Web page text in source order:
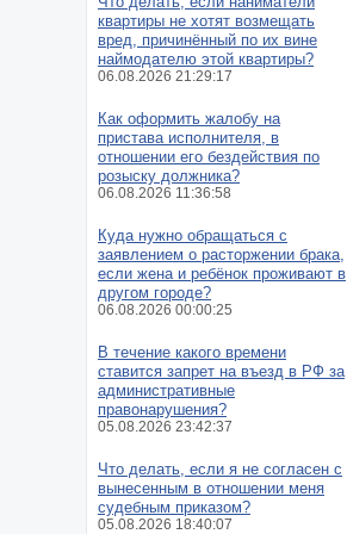
квартиры не хотят возмещать
вред, причинённый по их вине
наймодателю этой квартиры?
06.08.2026 21:29:17
Как оформить жалобу на
пристава исполнителя, в
отношении его бездействия по
розыску должника?
06.08.2026 11:36:58
Куда нужно обращаться с
заявлением о расторжении брака,
если жена и ребёнок проживают в
другом городе?
06.08.2026 00:00:25
В течение какого времени
ставится запрет на въезд в РФ за
административные
правонарушения?
05.08.2026 23:42:37
Что делать, если я не согласен с
вынесенным в отношении меня
судебным приказом?
05.08.2026 18:40:07